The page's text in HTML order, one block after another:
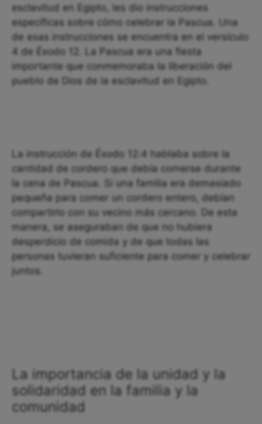
esclavitud en Egipto, les dio instrucciones
específicas sobre cómo celebrar la Pascua. Una
de esas instrucciones se encuentra en el versículo
4 de Éxodo 12. La Pascua era una fiesta
importante que conmemoraba la liberación del
pueblo de Dios de la esclavitud en Egipto.
La instrucción de Éxodo 12:4 hablaba sobre la
cantidad de cordero que debía comerse durante
la cena de Pascua. Si una familia era demasiado
pequeña para comer un cordero entero, debían
compartirlo con su vecino más cercano. De esta
manera, se aseguraban de que no hubiera
desperdicio de comida y de que todas las
personas tuvieran suficiente para comer y celebrar
juntos.
La importancia de la unidad y la
solidaridad en la familia y la
comunidad